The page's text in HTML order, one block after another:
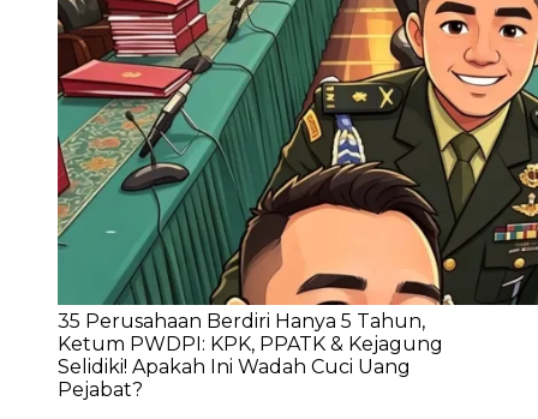
35 Perusahaan Berdiri Hanya 5 Tahun,
Ketum PWDPI: KPK, PPATK & Kejagung
Selidiki! Apakah Ini Wadah Cuci Uang
Pejabat?